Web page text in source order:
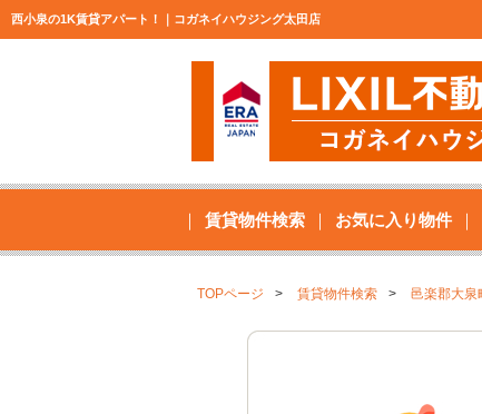
西小泉の1K賃貸アパート！｜コガネイハウジング太田店
賃貸物件検索 お気に入り物件
TOPページ 賃貸物件検索 邑楽郡大泉